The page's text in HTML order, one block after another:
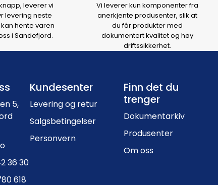
leverer vi
levering neste
hente varen
i Sandefjord.
Vi leverer kun komponenter fra
anerkjente produsenter, slik at
du får produkter med
dokumentert kvalitet og høy
driftssikkerhet.
Footer navigation
5,
36 30
618
Kundesenter
Levering og retur
Salgsbetingelser
Personvern
Finn det du
trenger
Dokumentarkiv
Produsenter
Om oss